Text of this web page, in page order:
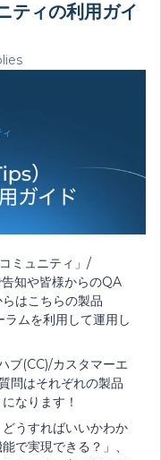
ティの利用ガイ
ミュニティ」/
知や皆様からのQA
はこちらの製品
ラムを利用して運用し
ブ(CC)/カスタマーエ
問はそれぞれの製品
なります！
うすればいいかわか
で実現できる？」、